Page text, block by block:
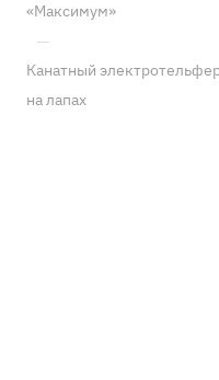
«Максимум»
—
Канатный
на лапах